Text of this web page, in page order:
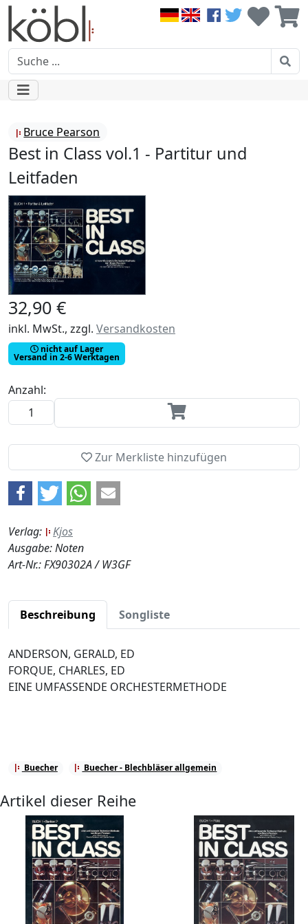
Bruce Pearson
Best in Class vol.1 - Partitur und
Leitfaden
Verlag:
Kjos
Ausgabe: Noten
Art-Nr.: FX90302A / W3GF
Beschreibung Songliste
ANDERSON, GERALD, ED
FORQUE, CHARLES, ED
EINE UMFASSENDE ORCHESTERMETHODE
Buecher Buecher - Blechbläser allgemein
32,90 €
inkl. MwSt., zzgl. Versandkosten
nicht auf Lager
Versand in 2-6 Werktagen
Anzahl:
Zur Merkliste hinzufügen
Artikel dieser Reihe